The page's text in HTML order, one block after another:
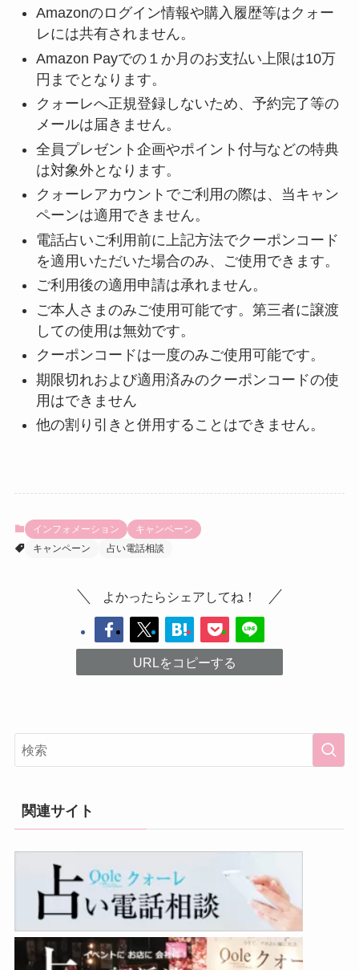
Amazonのログイン情報や購入履歴等はクォー
レには共有されません。
Amazon Payでの１か月のお支払い上限は10万
円までとなります。
クォーレへ正規登録しないため、予約完了等の
メールは届きません。
全員プレゼント企画やポイント付与などの特典
は対象外となります。
クォーレアカウントでご利用の際は、当キャン
ペーンは適用できません。
電話占いご利用前に上記方法でクーポンコード
を適用いただいた場合のみ、ご使用できます。
ご利用後の適用申請は承れません。
ご本人さまのみご使用可能です。第三者に譲渡
しての使用は無効です。
クーポンコードは一度のみご使用可能です。
期限切れおよび適用済みのクーポンコードの使
用はできません
他の割り引きと併用することはできません。
インフォメーション
キャンペーン
キャンペーン
占い電話相談
よかったらシェアしてね！
URLをコピーする
関連サイト